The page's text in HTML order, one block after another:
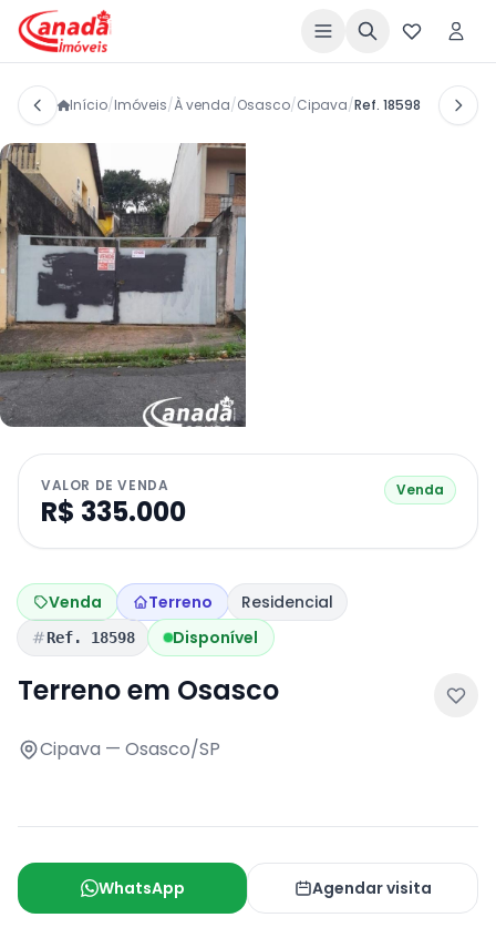
Início/Imóveis/À venda/Osasco/Cipava/Ref. 18598
VALOR DE VENDA
R$ 335.000
Venda
Venda Terreno Residencial
Ref. 18598 Disponível
Terreno em Osasco
Cipava — Osasco/SP
WhatsApp Agendar visita